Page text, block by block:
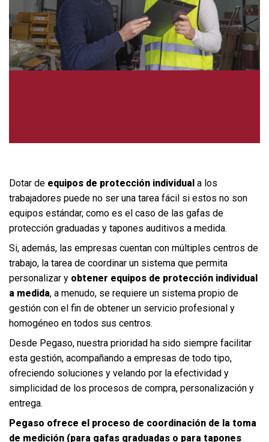
Dotar de equipos de protección individual a los
trabajadores puede no ser una tarea fácil si estos no son
equipos estándar, como es el caso de las gafas de
protección graduadas y tapones auditivos a medida.
Si, además, las empresas cuentan con múltiples centros de
trabajo, la tarea de coordinar un sistema que permita
personalizar y obtener equipos de protección individual
a medida, a menudo, se requiere un sistema propio de
gestión con el fin de obtener un servicio profesional y
homogéneo en todos sus centros.
Desde Pegaso, nuestra prioridad ha sido siempre facilitar
esta gestión, acompañando a empresas de todo tipo,
ofreciendo soluciones y velando por la efectividad y
simplicidad de los procesos de compra, personalización y
entrega.
Pegaso ofrece el proceso de coordinación de la toma
de medición (para gafas graduadas o para tapones